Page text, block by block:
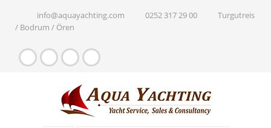
info@aquayachting.com 0252 317 29 00
Turgutreis
/ Bodrum / Ören